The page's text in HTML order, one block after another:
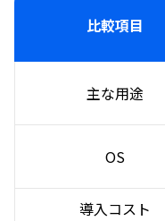
比較項目
主な用途
OS
導入コスト